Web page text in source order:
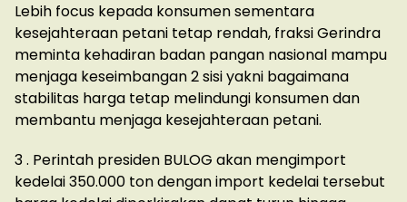
Lebih focus kepada konsumen sementara
kesejahteraan petani tetap rendah, fraksi Gerindra
meminta kehadiran badan pangan nasional mampu
menjaga keseimbangan 2 sisi yakni bagaimana
stabilitas harga tetap melindungi konsumen dan
membantu menjaga kesejahteraan petani.
3 . Perintah presiden BULOG akan mengimport
kedelai 350.000 ton dengan import kedelai tersebut